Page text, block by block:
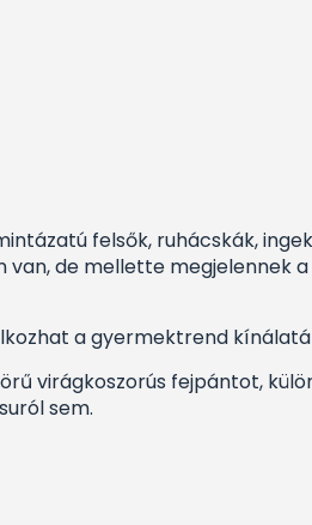
felsők, ruhácskák,
de mellette megjelennek a
a gyermektrend
virágkoszorús fejpántot,
sem.